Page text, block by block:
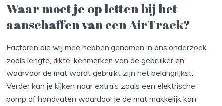
Waar moet je op letten bij het
aanschaffen van een AirTrack?
Factoren die wij mee hebben genomen in ons onderzoek
zoals lengte, dikte, kenmerken van de gebruiker en
waarvoor de mat wordt gebruikt zijn het belangrijkst.
Verder kan je kijken naar extra’s zoals een elektrische
pomp of handvaten waardoor je de mat makkelijk kan